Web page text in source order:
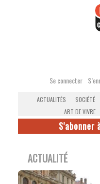
Se connecter
ACTUALITÉS SOCIÉTÉ
ART DE VIVRE
ACTUALITÉ